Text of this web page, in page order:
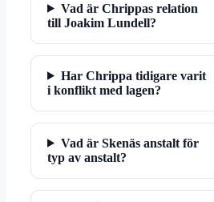
Vad är Chrippas relation
till Joakim Lundell?
Har Chrippa tidigare varit
i konflikt med lagen?
Vad är Skenäs anstalt för
typ av anstalt?